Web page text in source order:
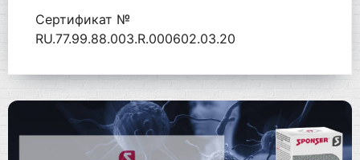
Сертификат №
RU.77.99.88.003.R.000602.03.20